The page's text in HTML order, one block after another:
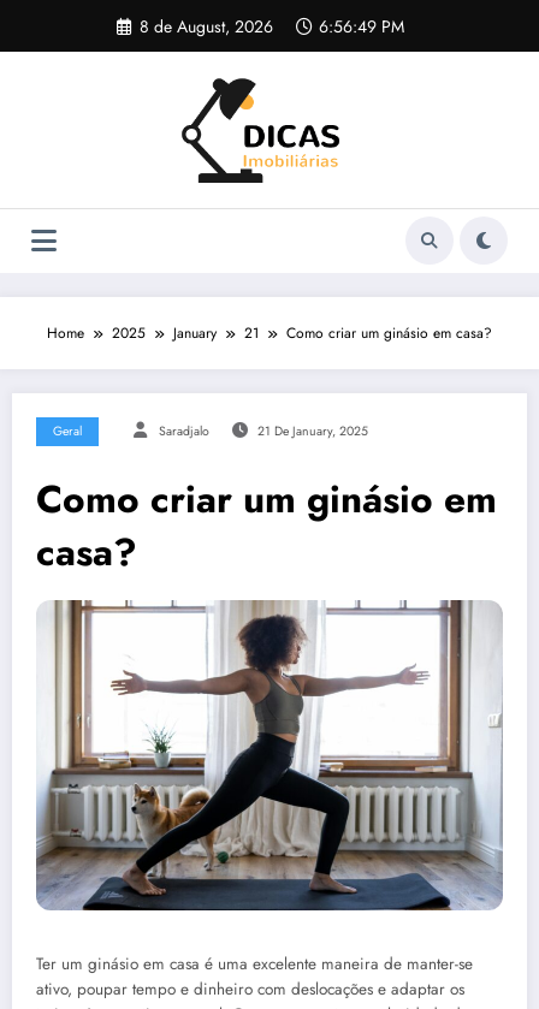
content
8 de August, 2026 6:56:49 PM
Home 2025 January 21 Como criar um ginásio em casa?
Geral Saradjalo 21 De January, 2025
Como criar um ginásio em
casa?
Ter um ginásio em casa é uma excelente maneira de manter-se
ativo, poupar tempo e dinheiro com deslocações e adaptar os